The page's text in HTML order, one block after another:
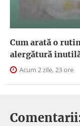
Cum arată o
alergătură
Acum 2 zile, 23 ore